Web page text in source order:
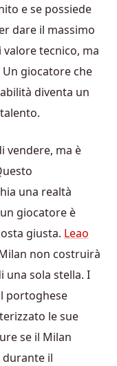
e se possiede
dare il massimo
tecnico, ma
giocatore che
diventa un
vendere, ma è
una realtà
giocatore è
giusta. Leao
non costruirà
sola stella. I
portoghese
le sue
se il Milan
durante il